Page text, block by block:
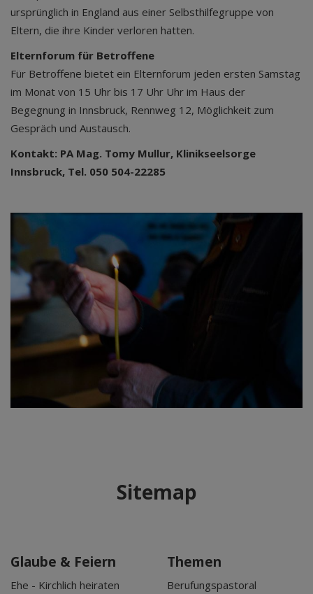
ursprünglich in England aus einer Selbsthilfegruppe von
Eltern, die ihre Kinder verloren hatten.
Elternforum für Betroffene
Für Betroffene bietet ein Elternforum jeden ersten Samstag
im Monat von 15 Uhr bis 17 Uhr Uhr im Haus der
Begegnung in Innsbruck, Rennweg 12, Möglichkeit zum
Gespräch und Austausch.
Kontakt: PA Mag. Tomy Mullur, Klinikseelsorge
Innsbruck, Tel. 050 504-22285
Sitemap
Glaube & Feiern
Ehe - Kirchlich heiraten
Themen
Berufungspastoral